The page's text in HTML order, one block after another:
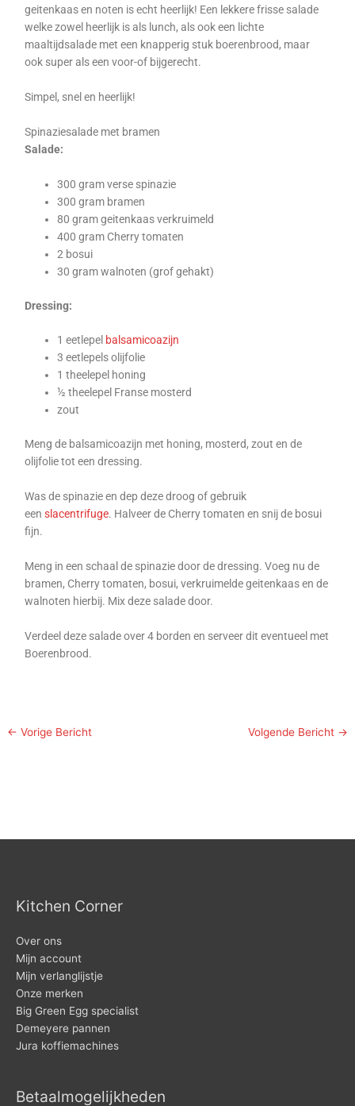
geitenkaas en noten is echt heerlijk! Een lekkere frisse salade
welke zowel heerlijk is als lunch, als ook een lichte
maaltijdsalade met een knapperig stuk boerenbrood, maar
ook super als een voor-of bijgerecht.
Simpel, snel en heerlijk!
Spinaziesalade met bramen
Salade:
300 gram verse spinazie
300 gram bramen
80 gram geitenkaas verkruimeld
400 gram Cherry tomaten
2 bosui
30 gram walnoten (grof gehakt)
Dressing:
1 eetlepel balsamicoazijn
3 eetlepels olijfolie
1 theelepel honing
½ theelepel Franse mosterd
zout
Meng de balsamicoazijn met honing, mosterd, zout en de
olijfolie tot een dressing.
Was de spinazie en dep deze droog of gebruik
eenslacentrifuge. Halveer de Cherry tomaten en snij de bosui
fijn.
Meng in een schaal de spinazie door de dressing. Voeg nu de
bramen, Cherry tomaten, bosui, verkruimelde geitenkaas en de
walnoten hierbij. Mix deze salade door.
Verdeel deze salade over 4 borden en serveer dit eventueel met
Boerenbrood.
← Vorige Bericht Volgende Bericht →
Kitchen Corner
Over ons
Mijn account
Mijn verlanglijstje
Onze merken
Big Green Egg specialist
Demeyere pannen
Jura koffiemachines
Betaalmogelijkheden